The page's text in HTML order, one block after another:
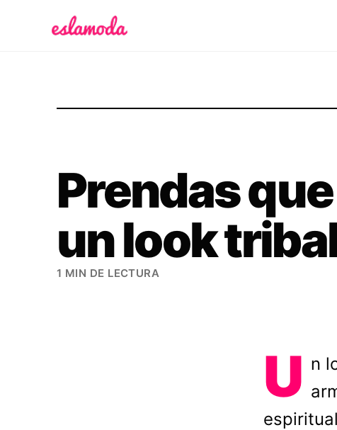
Prendas
un look
1 MIN DE LECTURA
U n